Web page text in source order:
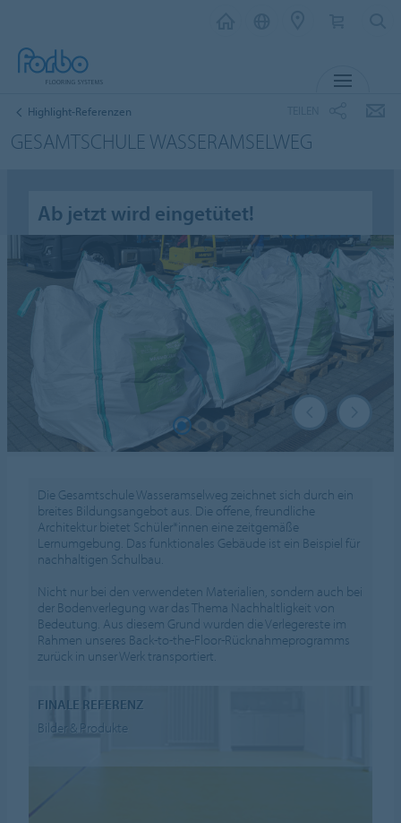
Highlight-Referenzen
GESAMTSCHULE WASSERAMSELWEG
Ab jetzt wird eingetütet!
Die Gesamtschule Wasseramselweg zeichnet sich durch ein
breites Bildungsangebot aus. Die offene, freundliche
Architektur bietet Schüler*innen eine zeitgemäße
Lernumgebung. Das funktionales Gebäude ist ein Beispiel für
nachhaltigen Schulbau.
Nicht nur bei den verwendeten Materialien, sondern auch bei
der Bodenverlegung war das Thema Nachhaltligkeit von
Bedeutung. Aus diesem Grund wurden die Verlegereste im
Rahmen unseres Back-to-the-Floor-Rücknahmeprogramms
zurück in unser Werk transportiert.
FINALE REFERENZ
Bilder & Produkte